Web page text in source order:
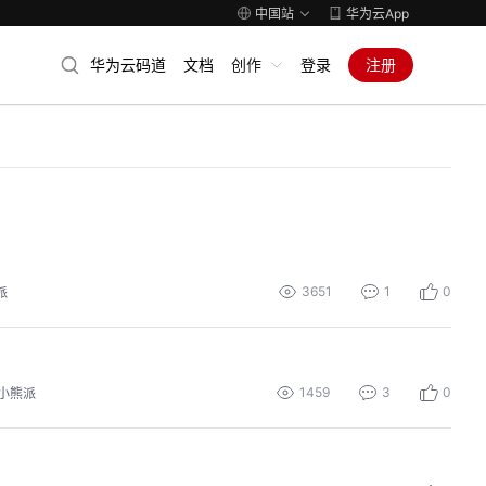
中国站 华为云App
华为云码道 文档 创作 登录 注册
3651 1 0
熊派 1459 3 0